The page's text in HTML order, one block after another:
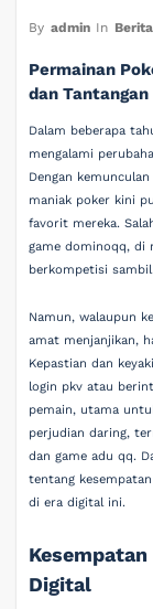
By admin In
Permainan
dan Tantangan
Dalam beberapa
mengalami
Dengan
maniak poker kini
favorit mereka.
game dominoqq, di
berkompetisi
Namun, walaupun
amat menjanjikan,
Kepastian dan
login pkv atau
pemain, utama
perjudian daring,
dan game adu qq.
tentang
di era digital ini.
Digital